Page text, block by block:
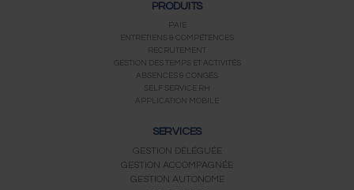
e
g
r
a
m
k
e
d
i
n
PRODUITS
PAIE
ENTRETIENS & COMPÉTENCES
RECRUTEMENT
GESTION DES TEMPS ET ACTIVITÉS
ABSENCES & CONGÉS
SELF SERVICE RH
APPLICATION MOBILE
SERVICES
GESTION DÉLÉGUÉE
GESTION ACCOMPAGNÉE
GESTION AUTONOME